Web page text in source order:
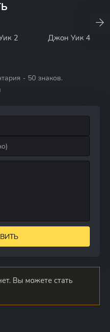
2 Джон Уик 4
- 50 знаков.
Вы можете стать